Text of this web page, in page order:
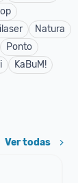
Natura
Ponto
KaBuM!
Ver todas